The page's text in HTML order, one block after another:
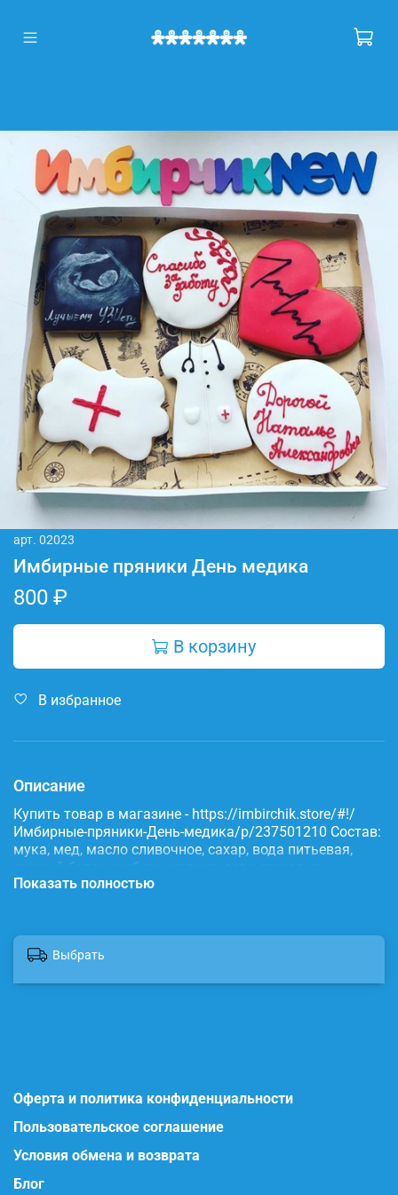
арт. 02023
Имбирные пряники День медика
800 ₽
В корзину
В избранное
Описание
Купить товар в магазине - https://imbirchik.store/#!/
Имбирные-пряники-День-медика/p/237501210 Состав:
мука, мед, масло сливочное, сахар, вода питьевая,
яичный белок, имбирь, корица, сода, пищевые
красители.
Показать полностью
Выбрать
Оферта и политика конфиденциальности
Пользовательское соглашение
Условия обмена и возврата
Блог